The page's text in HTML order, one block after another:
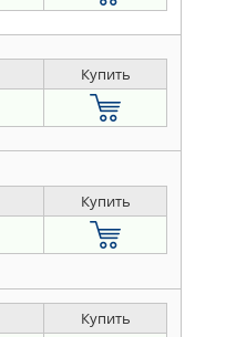
Купить
Купить
Купить